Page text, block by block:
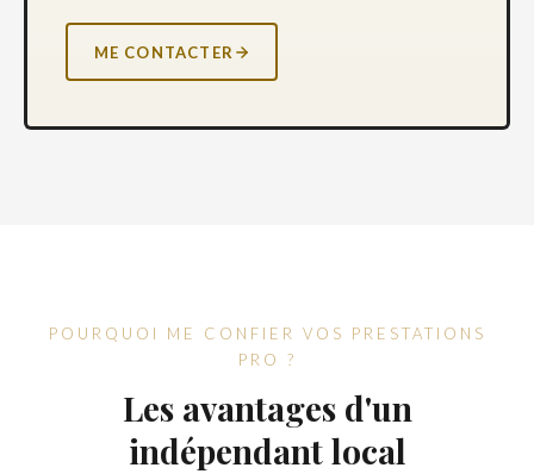
ME CONTACTER
POURQUOI ME CONFIER VOS PRESTATIONS
PRO ?
Les avantages d'un
indépendant local